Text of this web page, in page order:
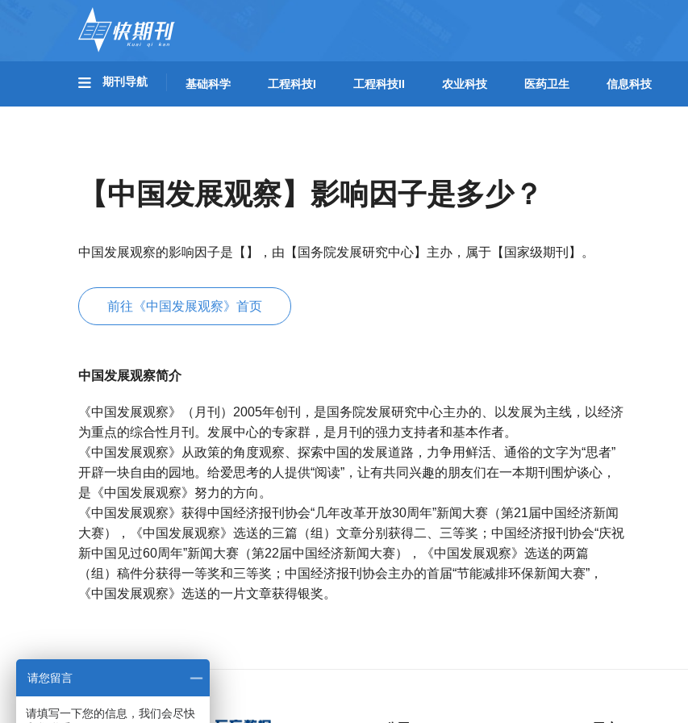
期刊导航 基础科学 工程科技I 工程科技II 农业科技 医药卫生 信息科技
【中国发展观察】影响因子是多少？
中国发展观察的影响因子是【】，由【国务院发展研究中心】主办，属于【国家级期刊】。
前往《中国发展观察》首页
中国发展观察简介
《中国发展观察》（月刊）2005年创刊，是国务院发展研究中心主办的、以发展为主线，以经济
为重点的综合性月刊。发展中心的专家群，是月刊的强力支持者和基本作者。
《中国发展观察》从政策的角度观察、探索中国的发展道路，力争用鲜活、通俗的文字为“思者”
开辟一块自由的园地。给爱思考的人提供“阅读”，让有共同兴趣的朋友们在一本期刊围炉谈心，
是《中国发展观察》努力的方向。
《中国发展观察》获得中国经济报刊协会“几年改革开放30周年”新闻大赛（第21届中国经济新闻
大赛），《中国发展观察》选送的三篇（组）文章分别获得二、三等奖；中国经济报刊协会“庆祝
新中国见过60周年”新闻大赛（第22届中国经济新闻大赛），《中国发展观察》选送的两篇
（组）稿件分获得一等奖和三等奖；中国经济报刊协会主办的首届“节能减排环保新闻大赛”，
《中国发展观察》选送的一片文章获得银奖。
请您留言
请填写一下您的信息，我们会尽快